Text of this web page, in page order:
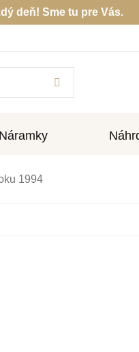
deň! Sme tu pre Vás.
Náramky
1994